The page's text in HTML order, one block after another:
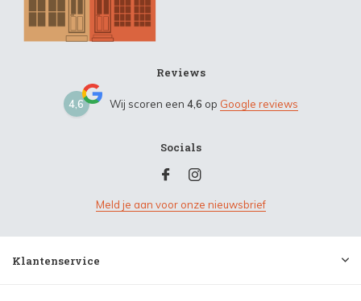
Reviews
4,6 Wij scoren een 4,6 op Google reviews
Socials
Meld je aan voor onze nieuwsbrief
Klantenservice